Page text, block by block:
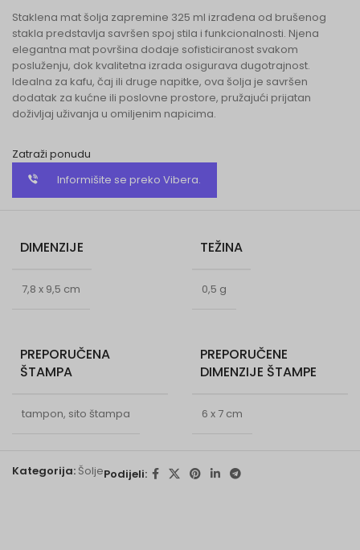
Staklena mat šolja zapremine 325 ml izrađena od brušenog
stakla predstavlja savršen spoj stila i funkcionalnosti. Njena
elegantna mat površina dodaje sofisticiranost svakom
posluženju, dok kvalitetna izrada osigurava dugotrajnost.
Idealna za kafu, čaj ili druge napitke, ova šolja je savršen
dodatak za kućne ili poslovne prostore, pružajući prijatan
doživljaj uživanja u omiljenim napicima.
Zatraži ponudu
Informišite se preko Vibera.
DIMENZIJE
7,8 x 9,5 cm
TEŽINA
0,5 g
PREPORUČENA
ŠTAMPA
tampon, sito štampa
PREPORUČENE
DIMENZIJE ŠTAMPE
6 x 7 cm
Kategorija: ŠoljePodijeli: